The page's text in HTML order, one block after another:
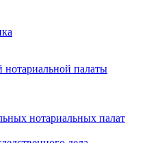
нотариальной палаты
нотариальных палат